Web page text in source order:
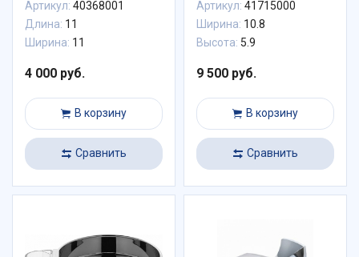
Артикул: 40368001
Длина: 11
Ширина: 11
4 000 руб.
В корзину
Сравнить
Артикул: 41715000
Ширина: 10.8
Высота: 5.9
9 500 руб.
В корзину
Сравнить